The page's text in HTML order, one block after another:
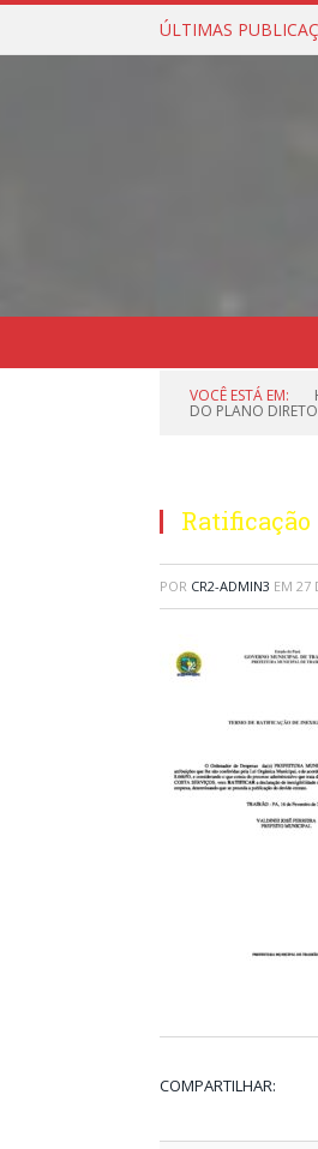
ÚLTIMAS
VOCÊ ESTÁ EM:
DO PLANO
Ratificação
POR CR2-ADMIN3 EM 27
COMPARTILHAR: